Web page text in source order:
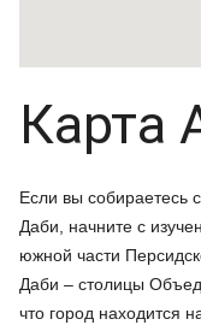
Карта
Если вы собираетесь
Даби, начните с
южной части
Даби – столицы
что город находится